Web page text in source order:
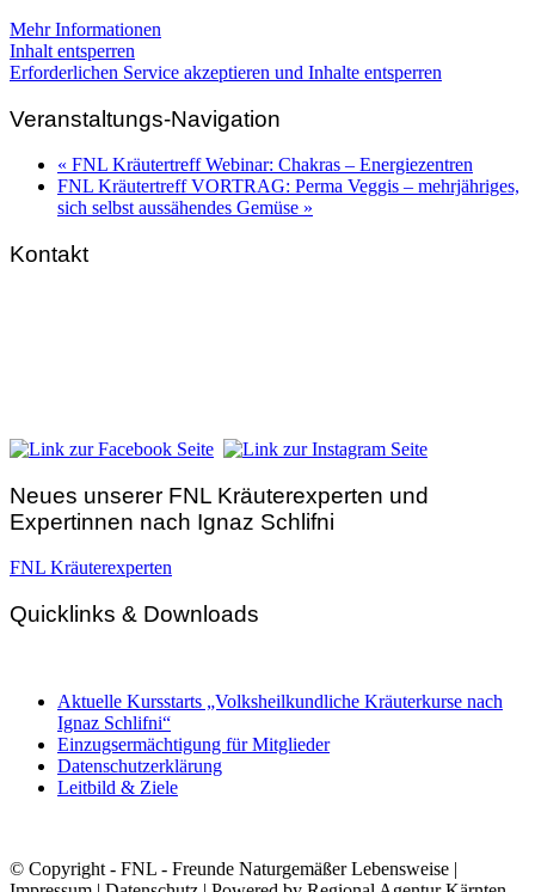
Mehr Informationen
Inhalt entsperren
Erforderlichen Service akzeptieren und Inhalte entsperren
Veranstaltungs-Navigation
« FNL Kräutertreff Webinar: Chakras – Energiezentren
FNL Kräutertreff VORTRAG: Perma Veggis – mehrjähriges,
sich selbst aussähendes Gemüse »
Kontakt
Neues unserer FNL Kräuterexperten und
Expertinnen nach Ignaz Schlifni
FNL Kräuterexperten
Quicklinks & Downloads
Aktuelle Kursstarts „Volksheilkundliche Kräuterkurse nach
Ignaz Schlifni“
Einzugsermächtigung für Mitglieder
Datenschutzerklärung
Leitbild & Ziele
© Copyright - FNL - Freunde Naturgemäßer Lebensweise |